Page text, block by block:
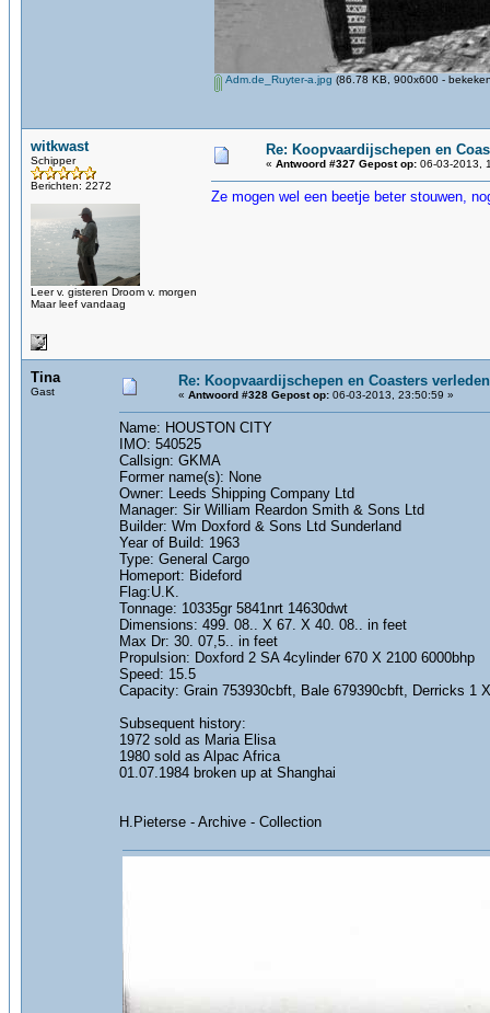
Adm.de_Ruyter-a.jpg (86.78 KB, 900x600 -
witkwast
Schipper
Berichten: 2272
Leer v. gisteren Droom v. morgen
Maar leef vandaag
Re: Koopvaardijschepen en
« Antwoord #327 Gepost op: 06-03-2013,
Ze mogen wel een beetje beter stouwen,
Tina
Gast
Re: Koopvaardijschepen en Coasters verleden
« Antwoord #328 Gepost op: 06-03-2013, 23:50:59 »
Name: HOUSTON CITY
IMO: 540525
Callsign: GKMA
Former name(s): None
Owner: Leeds Shipping Company Ltd
Manager: Sir William Reardon Smith & Sons Ltd
Builder: Wm Doxford & Sons Ltd Sunderland
Year of Build: 1963
Type: General Cargo
Homeport: Bideford
Flag:U.K.
Tonnage: 10335gr 5841nrt 14630dwt
Dimensions: 499. 08.. X 67. X 40. 08.. in feet
Max Dr: 30. 07,5.. in feet
Propulsion: Doxford 2 SA 4cylinder 670 X 2100 6000bhp
Speed: 15.5
Capacity: Grain 753930cbft, Bale 679390cbft, Derricks 1
Subsequent history:
1972 sold as Maria Elisa
1980 sold as Alpac Africa
01.07.1984 broken up at Shanghai
H.Pieterse - Archive - Collection